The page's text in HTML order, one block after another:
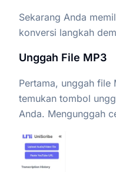
Sekarang Anda
konversi langkah
Unggah File MP3
Pertama, unggah file
temukan tombol
Anda. Mengunggah